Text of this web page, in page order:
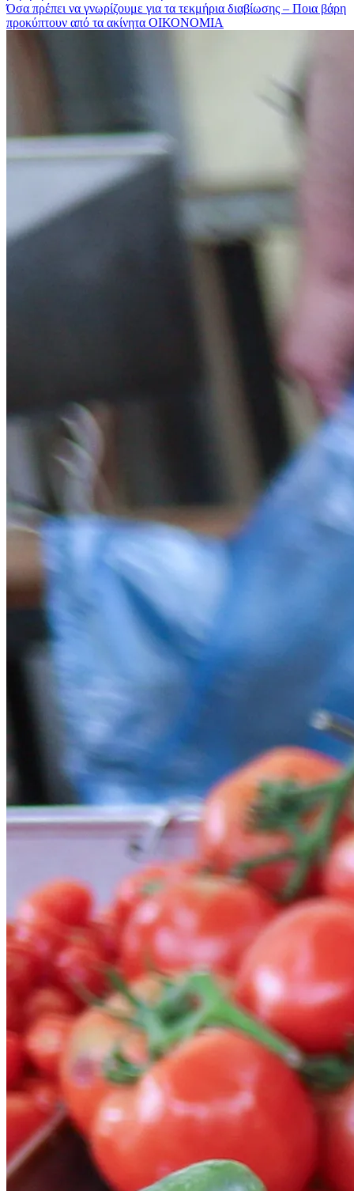
Όσα πρέπει να γνωρίζουμε για τα τεκμήρια διαβίωσης – Ποια βάρη
προκύπτουν από τα ακίνητα ΟΙΚΟΝΟΜΙΑ